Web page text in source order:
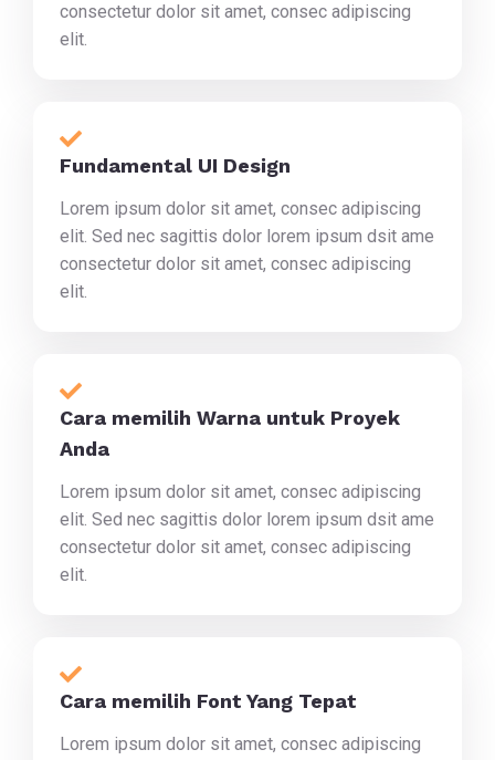
consectetur dolor sit amet, consec adipiscing
elit.
Fundamental UI Design
Lorem ipsum dolor sit amet, consec adipiscing
elit. Sed nec sagittis dolor lorem ipsum dsit ame
consectetur dolor sit amet, consec adipiscing
elit.
Cara memilih Warna untuk Proyek
Anda
Lorem ipsum dolor sit amet, consec adipiscing
elit. Sed nec sagittis dolor lorem ipsum dsit ame
consectetur dolor sit amet, consec adipiscing
elit.
Cara memilih Font Yang Tepat
Lorem ipsum dolor sit amet, consec adipiscing